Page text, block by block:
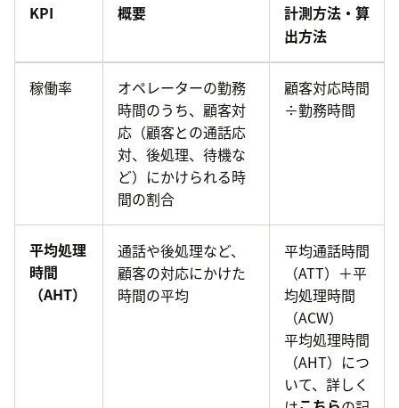
KPI 概要
計測方法・算
出方法
稼働率
オペレーターの勤務
時間のうち、顧客対
応（顧客との通話応
対、後処理、待機な
ど）にかけられる時
間の割合
顧客対応時間
÷勤務時間
平均処理
時間
（AHT）
通話や後処理など、
顧客の対応にかけた
時間の平均
平均通話時間
（ATT）＋平
均処理時間
（ACW）
平均処理時間
（AHT）につ
いて、詳しく